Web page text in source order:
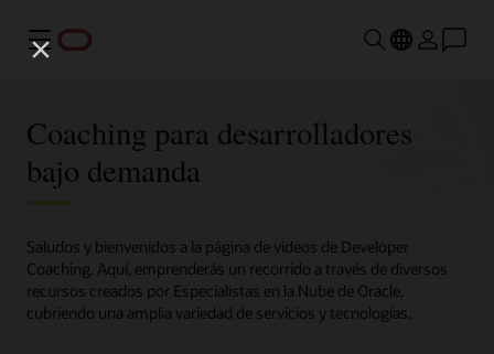
Menú
Coaching para desarrolladores
bajo demanda
Saludos y bienvenidos a la página de videos de Developer
Coaching. Aquí, emprenderás un recorrido a través de diversos
recursos creados por Especialistas en la Nube de Oracle,
cubriendo una amplia variedad de servicios y tecnologías.